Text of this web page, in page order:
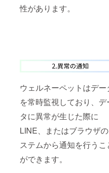
性があります。
ウェルネーペットはデー
を常時監視しており、デ
タに異常が生じた際に
LINE、またはブラウザ
ステムから通知を行うこ
ができます。